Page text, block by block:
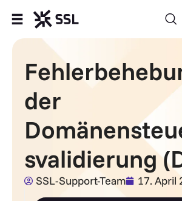
Produkte
Branchen
Partner
Firma
Unterstützung
der
svalidierung
SSL-Support-Team
17. April